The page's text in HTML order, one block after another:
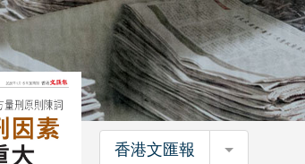
香港文匯報 香港文匯報